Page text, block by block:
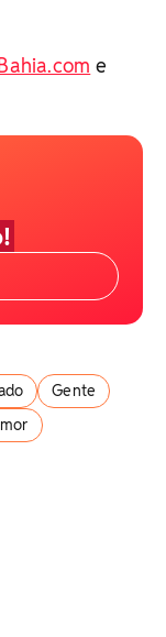
e
Gente